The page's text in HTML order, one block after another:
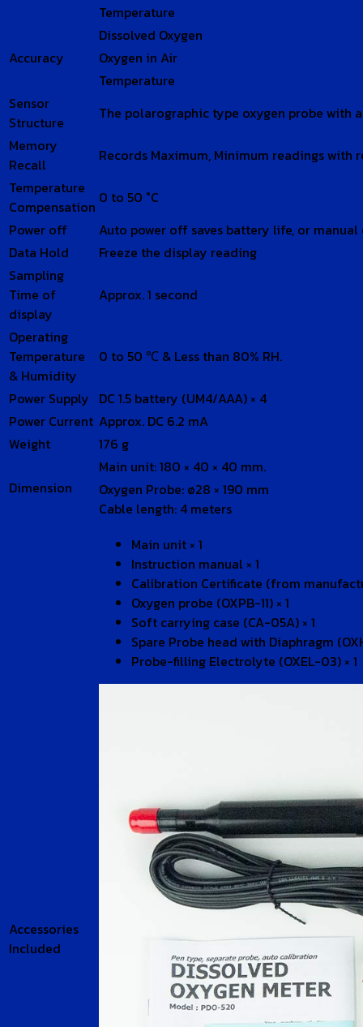
Temperature
Accuracy
Dissolved Oxygen
Oxygen in Air
Temperature
Sensor
Structure
The polarographic type oxygen probe with
Memory
Recall
Records Maximum, Minimum readings with
Temperature
Compensation 0 to 50 °C
Power off
Auto power off saves battery life, or
Data Hold
Freeze the display reading
Sampling
Time of
display
Approx. 1 second
Operating
Temperature
& Humidity
0 to 50 ℃ & Less than 80% RH.
Power Supply DC 1.5 battery (UM4/AAA) × 4
Power Current Approx. DC 6.2 mA
Weight
176 g
Dimension
Main unit: 180 × 40 × 40 mm.
Oxygen Probe: ø28 × 190 mm
Cable length: 4 meters
Accessories
Included
Main unit × 1
Instruction manual × 1
Calibration Certificate (from
Oxygen probe (OXPB-11) × 1
Soft carrying case (CA-05A) × 1
Spare Probe head with Diaphragm
Probe-filling Electrolyte (OXEL-03) × 1